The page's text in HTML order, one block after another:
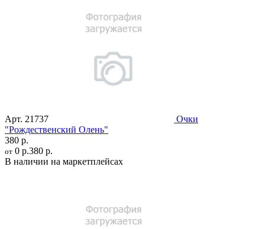
Арт. 21737
Очки
"Рождественский Олень"
380 р.
от 0 р.380 р.
В наличии на маркетплейсах